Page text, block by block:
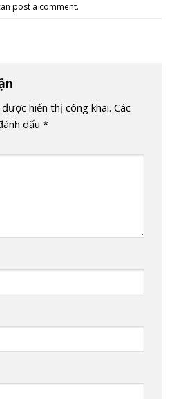
post a comment.
hiển thị công khai. Các
dấu *